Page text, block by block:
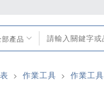
部產品
> 作業工具 > 作業工具